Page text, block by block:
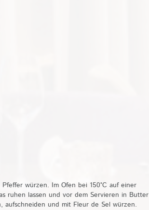
würzen. Im Ofen bei 150°C auf einer
ruhen lassen und vor dem Servieren in Butter
aufschneiden und mit Fleur de Sel würzen.